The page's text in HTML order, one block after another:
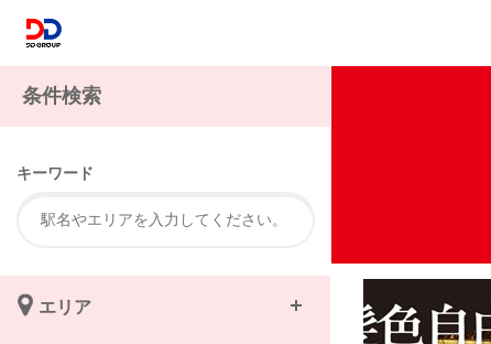
条件検索
キーワード
エリア